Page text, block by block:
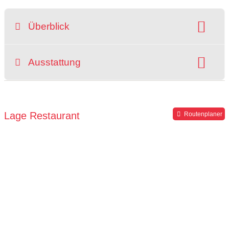
Überblick
Ausstattung
Lage Restaurant Routenplaner